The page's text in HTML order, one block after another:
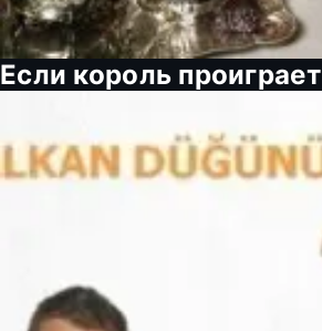
Если король проиграет